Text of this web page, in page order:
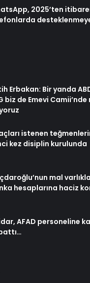
2025’ten
Erbakan: Bir yanda
biz de Emevi
istenen
kez disiplin kurulunda
mal
hesaplarına haciz
AFAD personeline